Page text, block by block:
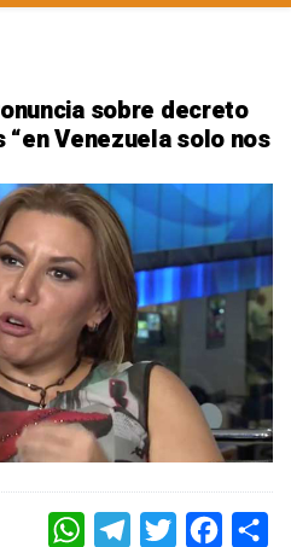
sobre decreto
Venezuela solo nos
WHATSAPPTELEGRAMTWITTER